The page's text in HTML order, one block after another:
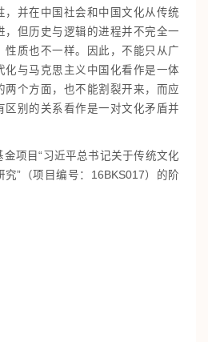
，并在中国社会和中国文化从传统
，但历史与逻辑的进程并不完全一
性质也不一样。因此，不能只从广
化与马克思主义中国化看作是一体
两个方面，也不能割裂开来，而应
区别的关系看作是一对文化矛盾并
项目“习近平总书记关于传统文化
”（项目编号：16BKS017）的阶